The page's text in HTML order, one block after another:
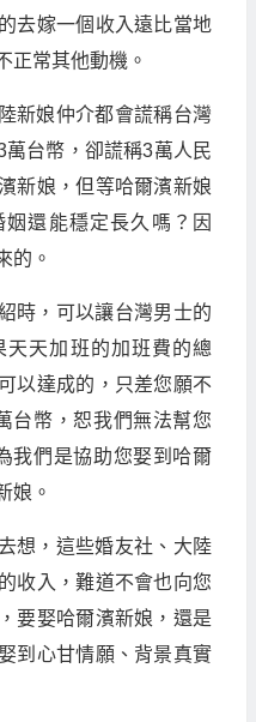
去嫁一個收入遠比當地
正常其他動機。
新娘仲介都會謊稱台灣
台幣，卻謊稱3萬人民
新娘，但等哈爾濱新娘
還能穩定長久嗎？因
的。
時，可以讓台灣男士的
天天加班的加班費的總
以達成的，只差您願不
台幣，恕我們無法幫您
我們是協助您娶到哈爾
娘。
想，這些婚友社、大陸
收入，難道不會也向您
要娶哈爾濱新娘，還是
到心甘情願、背景真實